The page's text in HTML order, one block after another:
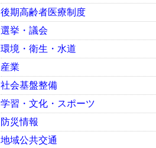
後期高齢者医療制度
選挙・議会
環境・衛生・水道
産業
社会基盤整備
学習・文化・スポーツ
防災情報
地域公共交通